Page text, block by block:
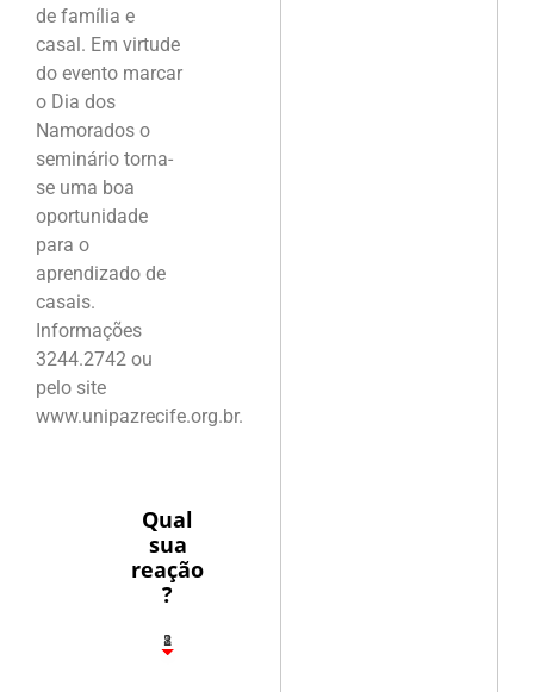
de família e
casal. Em virtude
do evento marcar
o Dia dos
Namorados o
seminário torna-
se uma boa
oportunidade
para o
aprendizado de
casais.
Informações
3244.2742 ou
pelo site
www.unipazrecife.org.br.
Qual
sua
reação
?
1
2
8